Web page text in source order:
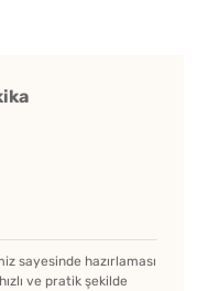
sayesinde hazırlaması
ve pratik şekilde